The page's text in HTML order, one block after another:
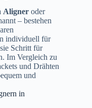
Aligneroder
– bestehen
individuell für
Schritt für
Im Vergleich zu
und Drähten
und
in